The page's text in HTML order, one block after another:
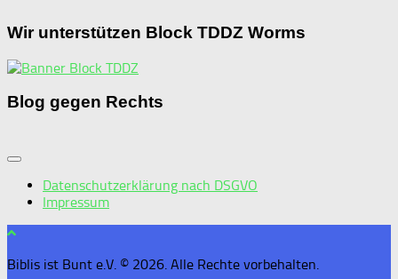
Wir unterstützen Block TDDZ Worms
Blog gegen Rechts
Datenschutzerklärung nach DSGVO
Impressum
Biblis ist Bunt e.V. © 2026. Alle Rechte vorbehalten.